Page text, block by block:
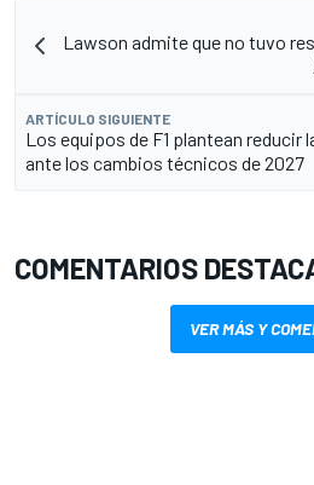
Lawson admite que no tuvo
ARTÍCULO SIGUIENTE
Los equipos de F1 plantean reducir
ante los cambios técnicos de 2027
COMENTARIOS
VER MÁS Y